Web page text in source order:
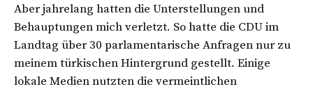
Aber jahrelang hatten die Unterstellungen und
Behauptungen mich verletzt. So hatte die CDU im
Landtag über 30 parlamentarische Anfragen nur zu
meinem türkischen Hintergrund gestellt. Einige
lokale Medien nutzten die vermeintlichen